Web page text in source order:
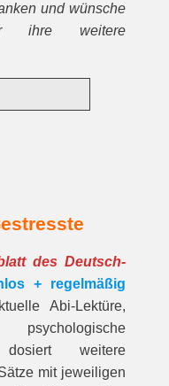
und wünsche
ihre weitere
des Deutsch-
+ regelmäßig
Abi-Lektüre,
weitere
mit jeweiligen